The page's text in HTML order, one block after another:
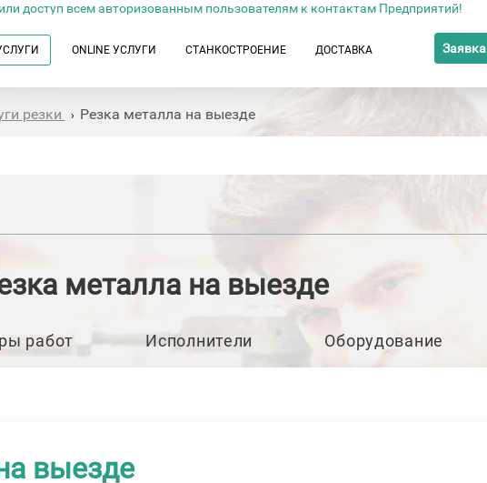
доступ всем авторизованным пользователям к контактам Предприятий!
ONLINE УСЛУГИ СТАНКОСТРОЕНИЕ ДОСТАВКА Заявка
резки › Резка металла на выезде
металла на выезде
работ Исполнители Оборудование
выезде